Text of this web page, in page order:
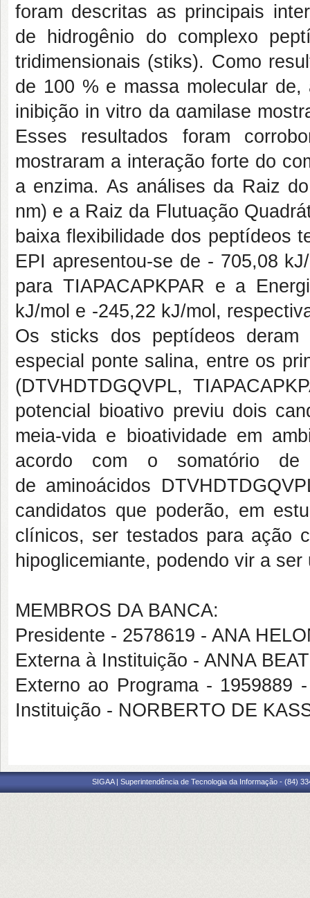
foram descritas as principais
de hidrogênio do complexo
tridimensionais (stiks). Como
de 100 % e massa molecular
inibição in vitro da αamilase
Esses resultados foram
mostraram a interação forte do
a enzima. As análises da Raiz
nm) e a Raiz da Flutuação
baixa flexibilidade dos peptídeos
EPI apresentou-se de - 705,08
para TIAPACAPKPAR e a
kJ/mol e -245,22 kJ/mol,
Os sticks dos peptídeos deram
especial ponte salina, entre os
(DTVHDTDGQVPL,
potencial bioativo previu dois
meia-vida e bioatividade em
acordo com o somatório de
de aminoácidos
candidatos que poderão, em
clínicos, ser testados para ação
hipoglicemiante, podendo vir a
MEMBROS DA BANCA:
Presidente - 2578619 - ANA
Externa à Instituição - ANNA
Externo ao Programa - 1959889
Instituição - NORBERTO DE
SIGAA | Superintendência de Tecnologia da Informação - (84)